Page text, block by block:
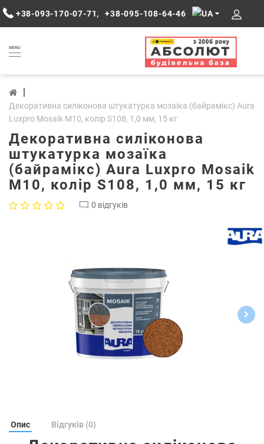
+38-093-170-07-71, +38-095-108-64-46
MENU
Декоративна силіконова штукатурка мозаїка (байрамікс) Aura
Luxpro Mosaik М10, колір S108, 1,0 мм, 15 кг
Декоративна силіконова
штукатурка мозаїка
(байрамікс) Aura Luxpro Mosaik
М10, колір S108, 1,0 мм, 15 кг
0 відгуків
Опис Відгуків (0)